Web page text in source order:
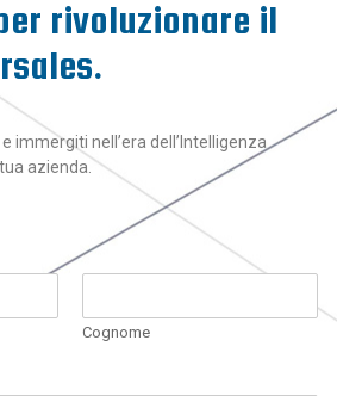
rivoluzionare il
immergiti nell’era dell’Intelligenza
azienda.
Cognome